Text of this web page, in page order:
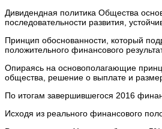
Дивидендная политика Общества
последовательности развития,
Принцип обоснованности, который
положительного финансового
Опираясь на основополагающие
общества, решение о выплате и
По итогам завершившегося 2016
Исходя из реального финансового